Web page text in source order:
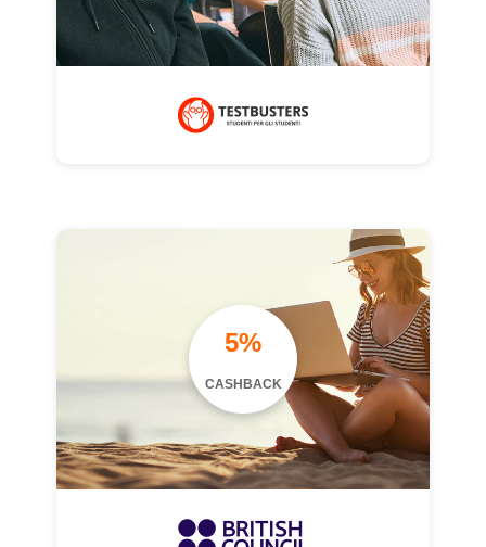
5%
CASHBACK